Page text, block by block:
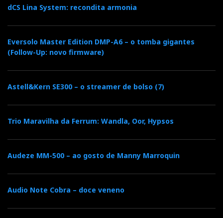
dCS Lina System: recondita armonia
Eversolo Master Edition DMP-A6 – o tomba gigantes
(Follow-Up: novo firmware)
Astell&Kern SE300 – o streamer de bolso (7)
Trio Maravilha da Ferrum: Wandla, Oor, Hypsos
Audeze MM-500 – ao gosto de Manny Marroquin
Audio Note Cobra – doce veneno